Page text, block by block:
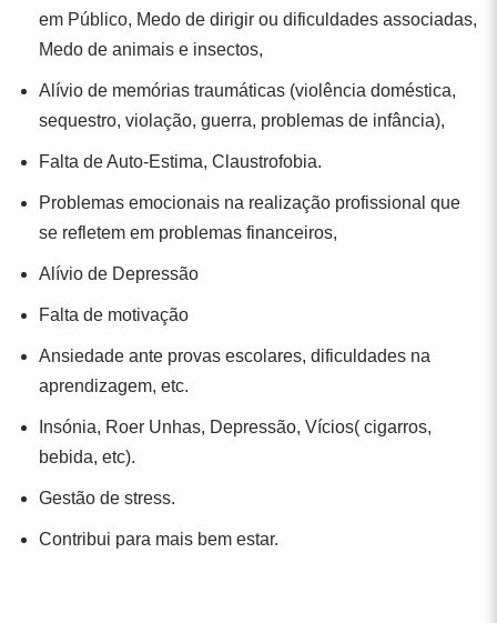
em Público, Medo de dirigir ou dificuldades associadas,
Medo de animais e insectos,
Alívio de memórias traumáticas (violência doméstica,
sequestro, violação, guerra, problemas de infância),
Falta de Auto-Estima, Claustrofobia.
Problemas emocionais na realização profissional que
se refletem em problemas financeiros,
Alívio de Depressão
Falta de motivação
Ansiedade ante provas escolares, dificuldades na
aprendizagem, etc.
Insónia, Roer Unhas, Depressão, Vícios( cigarros,
bebida, etc).
Gestão de stress.
Contribui para mais bem estar.